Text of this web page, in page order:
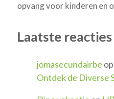
opvang voor kinderen en
Laatste reacties
jomasecundairbe op
Ontdek de Diverse